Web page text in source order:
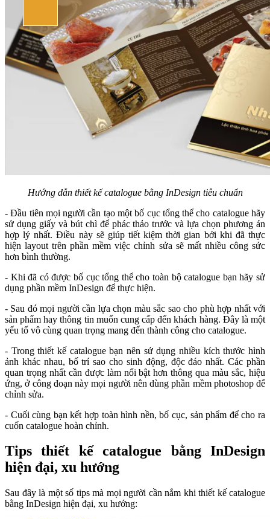
Hướng dẫn thiết kế catalogue bằng InDesign tiêu chuẩn
- Đầu tiên mọi người cần tạo một bố cục tổng thể cho catalogue hãy
sử dụng giấy và bút chì để phác thảo trước và lựa chọn phương án
hợp lý nhất. Điều này sẽ giúp tiết kiệm thời gian bởi khi đã thực
hiện layout trên phần mềm việc chỉnh sửa sẽ mất nhiều công sức
hơn bình thường.
- Khi đã có được bố cục tổng thể cho toàn bộ catalogue bạn hãy sử
dụng phần mềm InDesign để thực hiện.
- Sau đó mọi người cần lựa chọn màu sắc sao cho phù hợp nhất với
sản phẩm hay thông tin muốn cung cấp đến khách hàng. Đây là một
yếu tố vô cùng quan trọng mang đến thành công cho catalogue.
- Trong thiết kế catalogue bạn nên sử dụng nhiều kích thước hình
ảnh khác nhau, bố trí sao cho sinh động, độc đáo nhất. Các phần
quan trọng nhất cần được làm nổi bật hơn thông qua màu sắc, hiệu
ứng, ở công đoạn này mọi người nên dùng phần mềm photoshop để
chỉnh sửa.
- Cuối cùng bạn kết hợp toàn hình nền, bố cục, sản phẩm để cho ra
cuốn catalogue hoàn chỉnh.
Tips thiết kế catalogue bằng InDesign
hiện đại, xu hướng
Sau đây là một số tips mà mọi người cần nắm khi thiết kế catalogue
bằng InDesign hiện đại, xu hướng: